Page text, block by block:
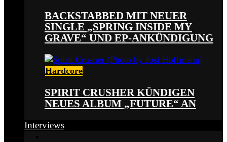
BACKSTABBED MIT NEUER
SINGLE „SPRING INSIDE MY
GRAVE“ UND EP-ANKÜNDIGUNG
Hardcore
SPIRIT CRUSHER KÜNDIGEN
NEUES ALBUM „FUTURE“ AN
Interviews